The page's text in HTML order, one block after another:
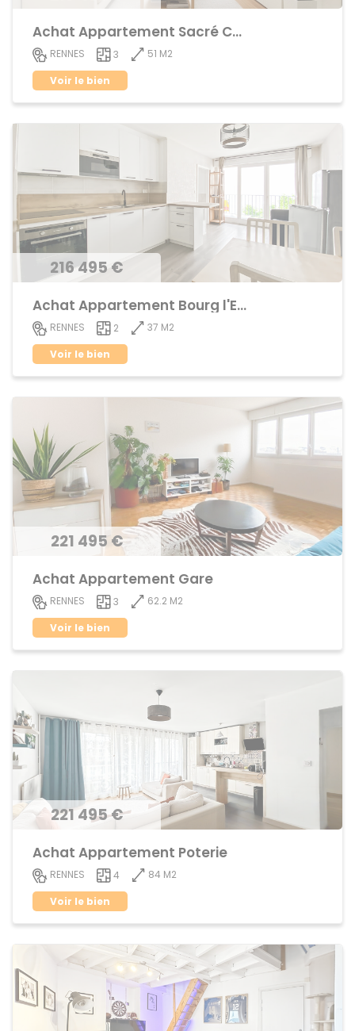
Achat Appartement Sacré Coeur
RENNES 3
51 M2
Voir le bien
216 495 €
Achat Appartement Bourg l'Evêque
RENNES 2
37 M2
Voir le bien
221 495 €
Achat Appartement Gare
RENNES 3
62.2 M2
Voir le bien
221 495 €
Achat Appartement Poterie
RENNES 4
84 M2
Voir le bien